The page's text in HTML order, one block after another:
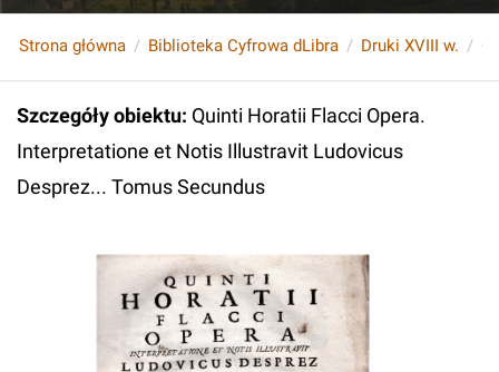
Strona główna Biblioteka Cyfrowa dLibra Druki XVIII w.
Szczegóły obiektu: Quinti Horatii Flacci Opera.
Interpretatione et Notis Illustravit Ludovicus
Desprez... Tomus Secundus